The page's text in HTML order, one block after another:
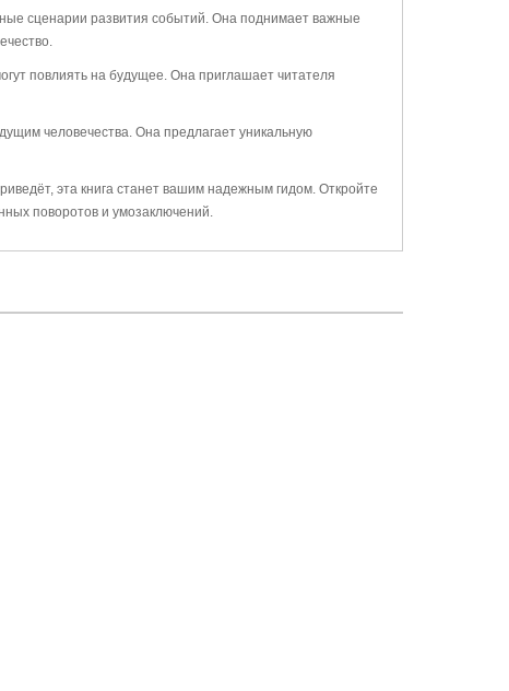
сценарии развития событий. Она поднимает важные
повлиять на будущее. Она приглашает читателя
человечества. Она предлагает уникальную
эта книга станет вашим надежным гидом. Откройте
поворотов и умозаключений.